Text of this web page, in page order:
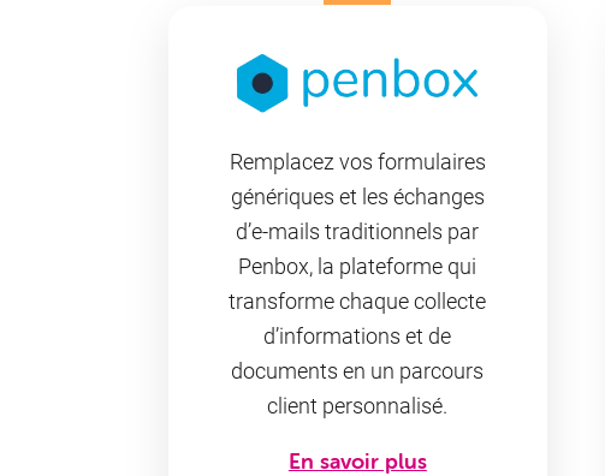
Remplacez vos formulaires
génériques et les échanges
d’e-mails traditionnels par
Penbox, la plateforme qui
transforme chaque collecte
d’informations et de
documents en un parcours
client personnalisé.
En savoir plus